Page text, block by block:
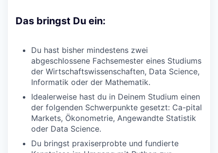
Das bringst Du ein:
Du hast bisher mindestens zwei
abgeschlossene Fachsemester eines Studiums
der Wirtschaftswissenschaften, Data Science,
Informatik oder der Mathematik.
Idealerweise hast du in Deinem Studium einen
der folgenden Schwerpunkte gesetzt: Ca-pital
Markets, Ökonometrie, Angewandte Statistik
oder Data Science.
Du bringst praxiserprobte und fundierte